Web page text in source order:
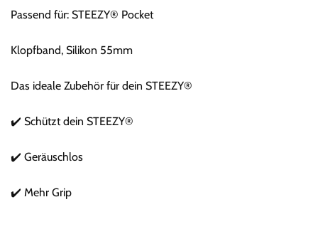
Passend für: STEEZY® Pocket
Klopfband, Silikon 55mm
Das ideale Zubehör für dein STEEZY®
✔️ Schützt dein STEEZY®
✔️ Geräuschlos
✔️ Mehr Grip